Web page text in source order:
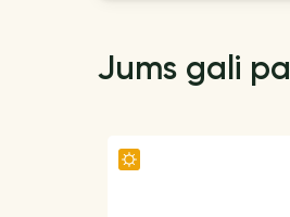
Jums gali